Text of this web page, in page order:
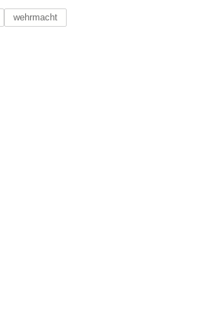
wehrmacht